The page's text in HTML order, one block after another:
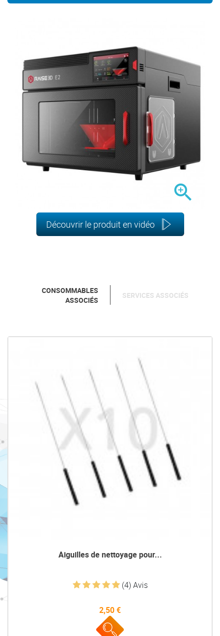

Découvrir le produit en vidéo
CONSOMMABLES
ASSOCIÉS
SERVICES ASSOCIÉS
Aiguilles de nettoyage pour...
(4) Avis
Prix
2,50 €